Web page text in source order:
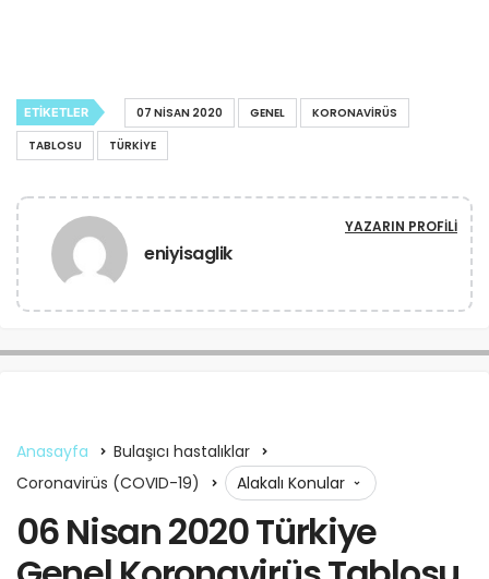
ETIKETLER 07 NISAN 2020 GENEL
KORONAVIRÜS
TABLOSU
TÜRKIYE
eniyisaglik
YAZARIN PROFILI
Anasayfa
Bulaşıcı hastalıklar
Coronavirüs (COVID-19)
Alakalı Konular
06 Nisan 2020 Türkiye